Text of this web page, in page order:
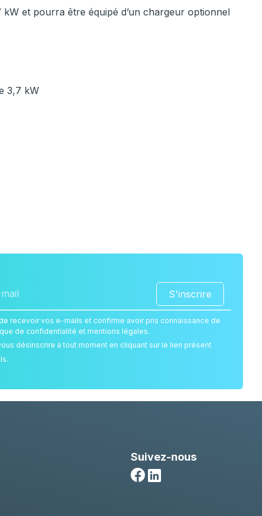
et pourra être équipé d’un chargeur optionnel
3,7 kW
S'inscrire
recevoir vos e-mails et confirme avoir pris connaissance de
de confidentialité et mentions légales.
désinscrire à tout moment en cliquant sur le lien présent
Suivez-nous